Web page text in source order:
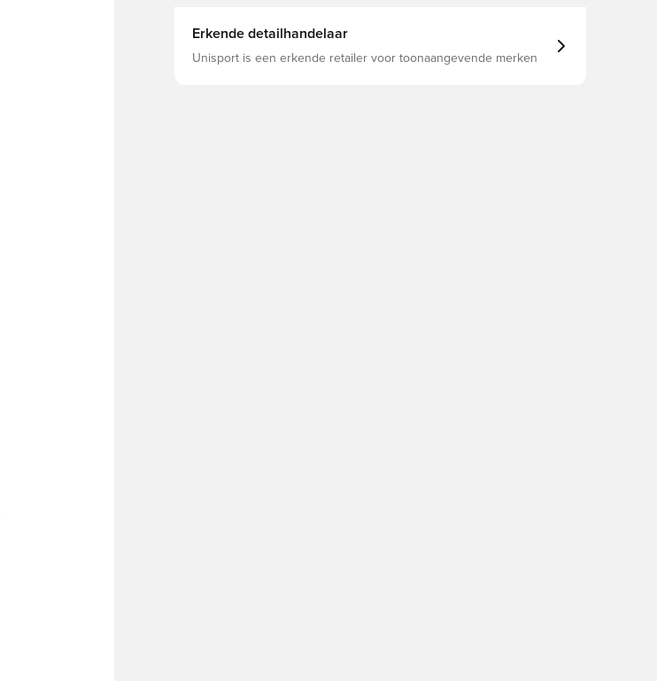
Erkende detailhandelaar
Unisport is een erkende retailer voor toonaangevende merken